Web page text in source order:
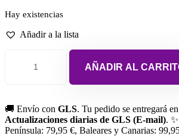
Hay existencias
Añadir a la lista
AÑADIR AL
🚚 Envío con GLS. Tu pedido se entregará en
Actualizaciones diarias de GLS (E-mail). ✨
Península: 79,95 €, Baleares y Canarias: